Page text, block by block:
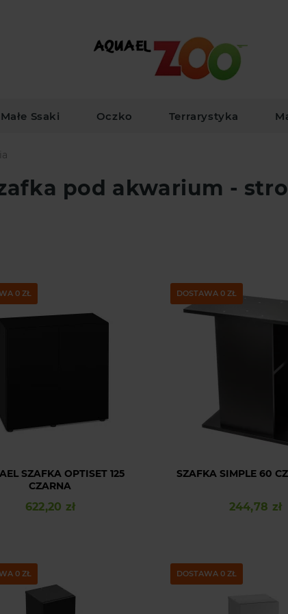
Małe Ssaki Oczko Terrarystyka
pod akwarium -
0 ZŁ
SZAFKA OPTISET 125
CZARNA
Cena
622,20 zł
DOSTAWA 0 ZŁ
SZAFKA SIMPLE 60
Cena
244,78 zł
0 ZŁ DOSTAWA 0 ZŁ